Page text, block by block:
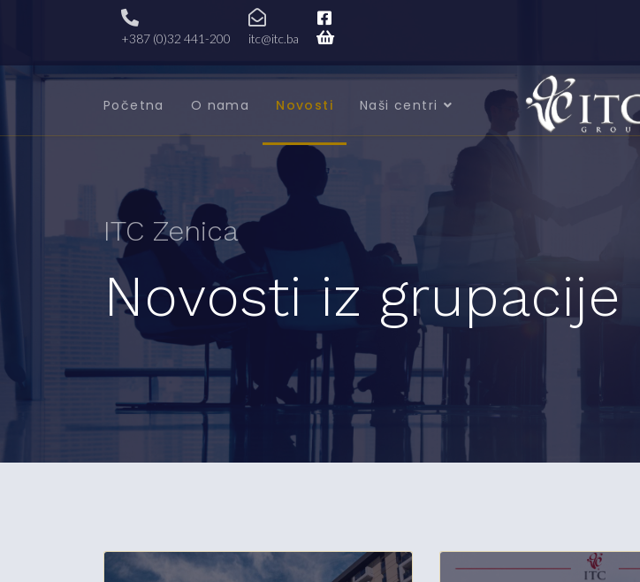
+387 (0)32 441-200 itc@itc.ba
Početna O nama Novosti Naši centri
ITC Zenica
Novosti iz grupacije